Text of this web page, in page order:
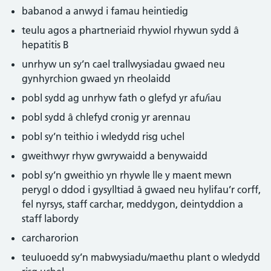
babanod a anwyd i famau heintiedig
teulu agos a phartneriaid rhywiol rhywun sydd â
hepatitis B
unrhyw un sy’n cael trallwysiadau gwaed neu
gynhyrchion gwaed yn rheolaidd
pobl sydd ag unrhyw fath o glefyd yr afu/iau
pobl sydd â chlefyd cronig yr arennau
pobl sy’n teithio i wledydd risg uchel
gweithwyr rhyw gwrywaidd a benywaidd
pobl sy’n gweithio yn rhywle lle y maent mewn
perygl o ddod i gysylltiad â gwaed neu hylifau’r corff,
fel nyrsys, staff carchar, meddygon, deintyddion a
staff labordy
carcharorion
teuluoedd sy’n mabwysiadu/maethu plant o wledydd